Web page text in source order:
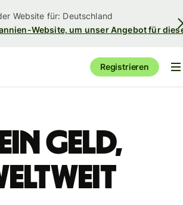
Website für: Deutschland
Website, um unser Angebot für
Registrieren
Geld,